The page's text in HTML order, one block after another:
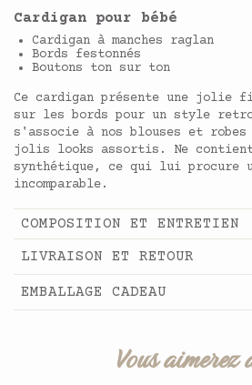
Cardigan pour bébé
Cardigan à manches raglan
Bords festonnés
Boutons ton sur ton
Ce cardigan présente une jolie
sur les bords pour un style
s'associe à nos blouses et
jolis looks assortis. Ne contient
synthétique, ce qui lui procure
incomparable.
COMPOSITION ET ENTRETIEN
LIVRAISON ET RETOUR
EMBALLAGE CADEAU
Vous aimerez